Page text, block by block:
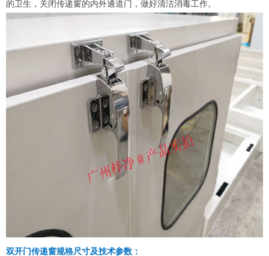
的卫生，关闭传递窗的内外通道门，做好清洁消毒工作。
双开门传递窗规格尺寸及技术参数：